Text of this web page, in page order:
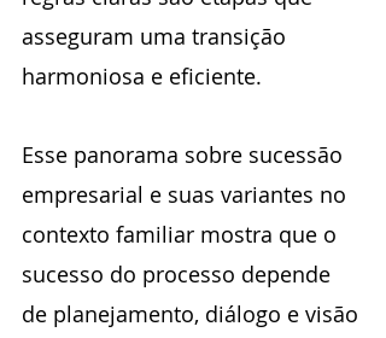
asseguram uma transição
harmoniosa e eficiente.
Esse panorama sobre sucessão
empresarial e suas variantes no
contexto familiar mostra que o
sucesso do processo depende
de planejamento, diálogo e visão